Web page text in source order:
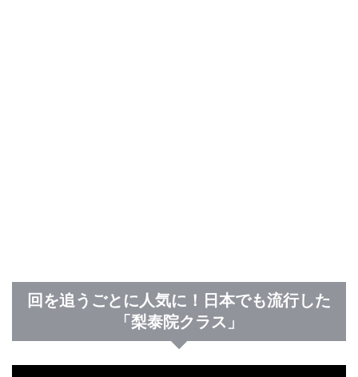
回を追うごとに人気に！日本でも流行した
「梨泰院クラス」